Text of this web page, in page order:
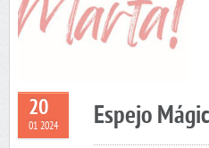
20
01 2024 Espejo